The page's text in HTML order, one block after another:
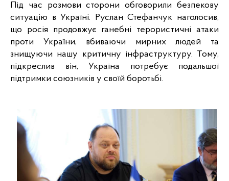
Під час розмови сторони обговорили безпекову
ситуацію в Україні. Руслан Стефанчук наголосив,
що росія продовжує ганебні терористичні атаки
проти України, вбиваючи мирних людей та
знищуючи нашу критичну інфраструктуру. Тому,
підкреслив він, Україна потребує подальшої
підтримки союзників у своїй боротьбі.